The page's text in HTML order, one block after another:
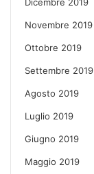
Novembre 2019
Ottobre 2019
Settembre 2019
Agosto 2019
Luglio 2019
Giugno 2019
Maggio 2019